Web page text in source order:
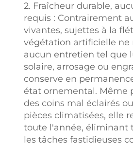
2. Fraîcheur durable,
requis : Contrairement
vivantes, sujettes à la
végétation artificielle ne
aucun entretien tel que
solaire, arrosage ou
conserve en
état ornemental. Même
des coins mal éclairés
pièces climatisées, elle
toute l'année, éliminant
les tâches fastidieuses